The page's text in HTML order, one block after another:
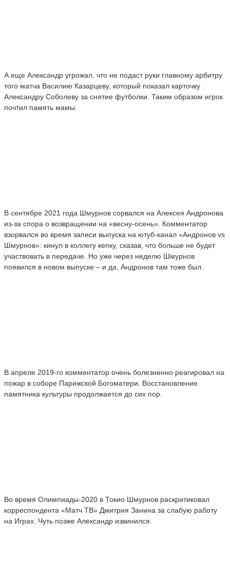
А еще Александр угрожал, что не подаст руки главному арбитру
того матча Василию Казарцеву, который показал карточку
Александру Соболеву за снятие футболки. Таким образом игрок
почтил память мамы.
В сентябре 2021 года Шмурнов сорвался на Алексея Андронова
из-за спора о возвращении на «весну-осень». Комментатор
взорвался во время записи выпуска на ютуб-канал «Андронов vs
Шмурнов»: кинул в коллегу кепку, сказав, что больше не будет
участвовать в передаче. Но уже через неделю Шмурнов
появился в новом выпуске – и да, Андронов там тоже был.
В апреле 2019-го комментатор очень болезненно реагировал на
пожар в соборе Парижской Богоматери. Восстановление
памятника культуры продолжается до сих пор.
Во время Олимпиады-2020 в Токио Шмурнов раскритиковал
корреспондента «Матч ТВ» Дмитрия Занина за слабую работу
на Играх. Чуть позже Александр извинился.